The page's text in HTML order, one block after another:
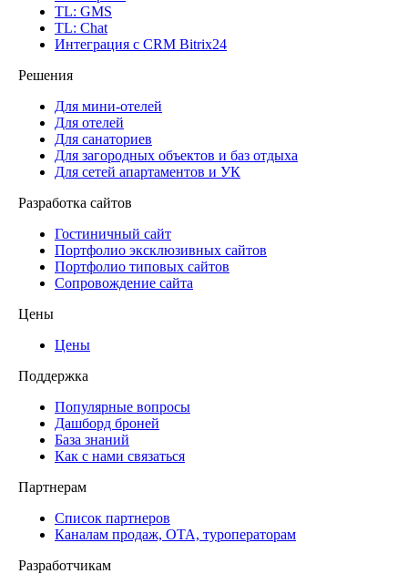
TL: GMS
TL: Chat
Интеграция с CRM Bitrix24
Решения
Для мини-отелей
Для отелей
Для санаториев
Для загородных объектов и баз отдыха
Для сетей апартаментов и УК
Разработка сайтов
Гостиничный сайт
Портфолио эксклюзивных сайтов
Портфолио типовых сайтов
Сопровождение сайта
Цены
Цены
Поддержка
Популярные вопросы
Дашборд броней
База знаний
Как с нами связаться
Партнерам
Список партнеров
Каналам продаж, ОТА, туроператорам
Разработчикам